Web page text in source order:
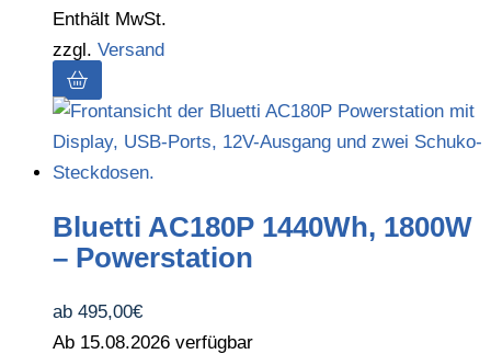
Enthält MwSt.
zzgl. Versand
Bluetti AC180P 1440Wh, 1800W
– Powerstation
ab 495,00€
Ab 15.08.2026 verfügbar